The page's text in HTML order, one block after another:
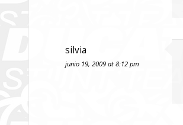
silvia
junio 19, 2009 at 8:12 pm